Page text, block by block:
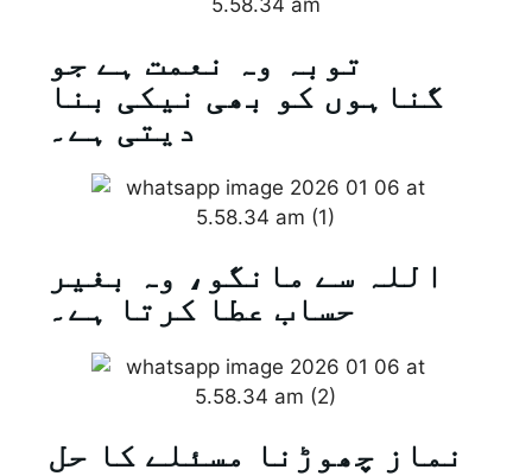
توبہ وہ نعمت ہے جو
گناہوں کو بھی نیکی بنا
دیتی ہے۔
اللہ سے مانگو، وہ بغیر
حساب عطا کرتا ہے۔
نماز چھوڑنا مسئلے کا حل